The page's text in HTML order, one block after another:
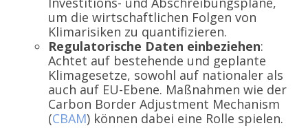
um die wirtschaftlichen Folgen von
Klimarisiken zu quantifizieren.
Regulatorische Daten einbeziehen:
Achtet auf bestehende und geplante
Klimagesetze, sowohl auf nationaler als
auch auf EU-Ebene. Maßnahmen wie der
Carbon Border Adjustment Mechanism
(CBAM) können dabei eine Rolle spielen.